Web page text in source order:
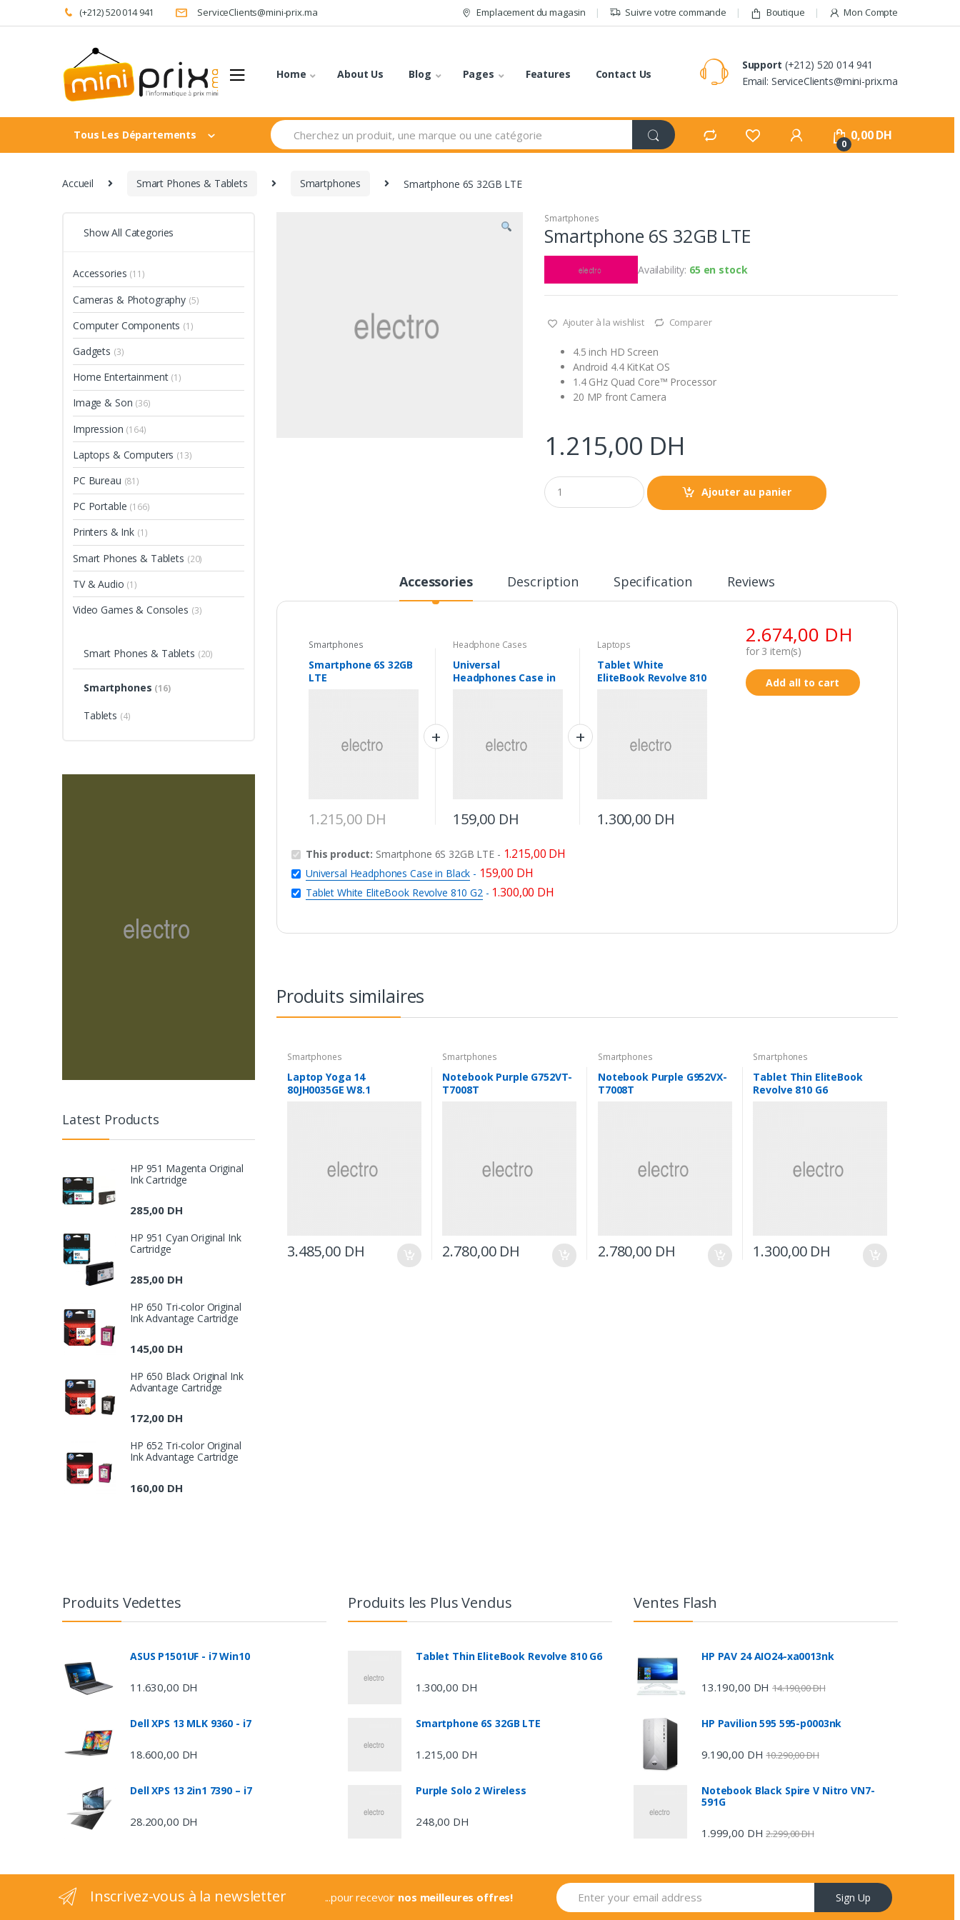
to
to
(+212) 520 014 941 ServiceClients@mini-prix.ma Emplacement du magasin Suivre votre commande Boutique Mon Compte
Home About Us Blog Pages Features Contact Us
Support (+212) 520 014 941
Email: ServiceClients@mini-prix.ma
Tous Les Départements
Search
for:
0
0,00DH
Accueil Smart Phones & Tablets Smartphones Smartphone 6S 32GB LTE
Smartphones
Smartphone 6S 32GB LTE
Availability: 65 en stock
Ajouter à la wishlist Comparer
4.5 inch HD Screen
Android 4.4 KitKat OS
1.4 GHz Quad Core™ Processor
20 MP front Camera
1.215,00 DH
Q
u
a
Ajouter au panier
Accessories Description Specification Reviews
Smartphones
Smartphone 6S 32GB
LTE
1.215,00 DH
Headphone Cases
Universal
Headphones Case in
159,00 DH
Laptops
Tablet White
EliteBook Revolve 810
1.300,00 DH
This product: Smartphone 6S 32GB LTE- 1.215,00 DH
Universal Headphones Case in Black - 159,00 DH
Tablet White EliteBook Revolve 810 G2 - 1.300,00 DH
2.674,00 DH
for 3 item(s)
Add all to cart
Produits similaires
Smartphones
Laptop Yoga 14
80JH0035GE W8.1
3.485,00 DH
Smartphones
Notebook Purple G752VT-
T7008T
2.780,00 DH
Smartphones
Notebook Purple G952VX-
T7008T
2.780,00 DH
Smartphones
Tablet Thin EliteBook
Revolve 810 G6
1.300,00 DH
Show All Categories
Accessories (11)
Cameras & Photography (5)
Computer Components (1)
Gadgets (3)
Home Entertainment (1)
Image & Son (36)
Impression (164)
Laptops & Computers (13)
PC Bureau (81)
PC Portable (166)
Printers & Ink (1)
Smart Phones & Tablets (20)
TV & Audio (1)
Video Games & Consoles (3)
Smart Phones & Tablets (20)
Smartphones (16)
Tablets (4)
Latest Products
HP 951 Magenta Original
Ink Cartridge
285,00 DH
HP 951 Cyan Original Ink
Cartridge
285,00 DH
HP 650 Tri-color Original
Ink Advantage Cartridge
145,00 DH
HP 650 Black Original Ink
Advantage Cartridge
172,00 DH
HP 652 Tri-color Original
Ink Advantage Cartridge
160,00 DH
Produits Vedettes
ASUS P1501UF - i7 Win10
11.630,00 DH
Dell XPS 13 MLK 9360 - i7
18.600,00 DH
Dell XPS 13 2in1 7390 – i7
28.200,00 DH
Produits les Plus Vendus
Tablet Thin EliteBook Revolve 810 G6
1.300,00 DH
Smartphone 6S 32GB LTE
1.215,00 DH
Purple Solo 2 Wireless
248,00 DH
Ventes Flash
HP PAV 24 AIO24-xa0013nk
13.190,00 DH 14.190,00DH
HP Pavilion 595 595-p0003nk
9.190,00 DH 10.290,00DH
Notebook Black Spire V Nitro VN7-
591G
1.999,00 DH 2.299,00DH
Inscrivez-vous à la newsletter ...pour recevoir nos meilleures offres! Sign Up